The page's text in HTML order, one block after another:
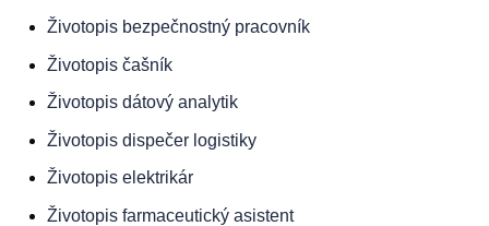
Životopis bezpečnostný pracovník
Životopisčašník
Životopisdátový analytik
Životopisdispečer logistiky
Životopiselektrikár
Životopisfarmaceutický asistent